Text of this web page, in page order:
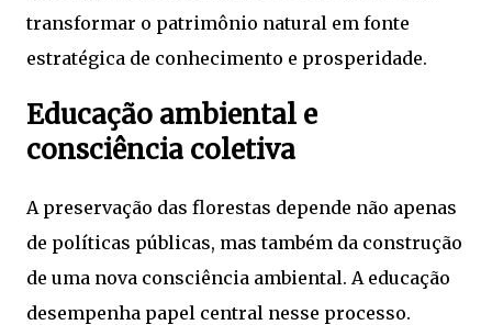
transformar o patrimônio natural em fonte
estratégica de conhecimento e prosperidade.
Educação ambiental e
consciência coletiva
A preservação das florestas depende não apenas
de políticas públicas, mas também da construção
de uma nova consciência ambiental. A educação
desempenha papel central nesse processo.